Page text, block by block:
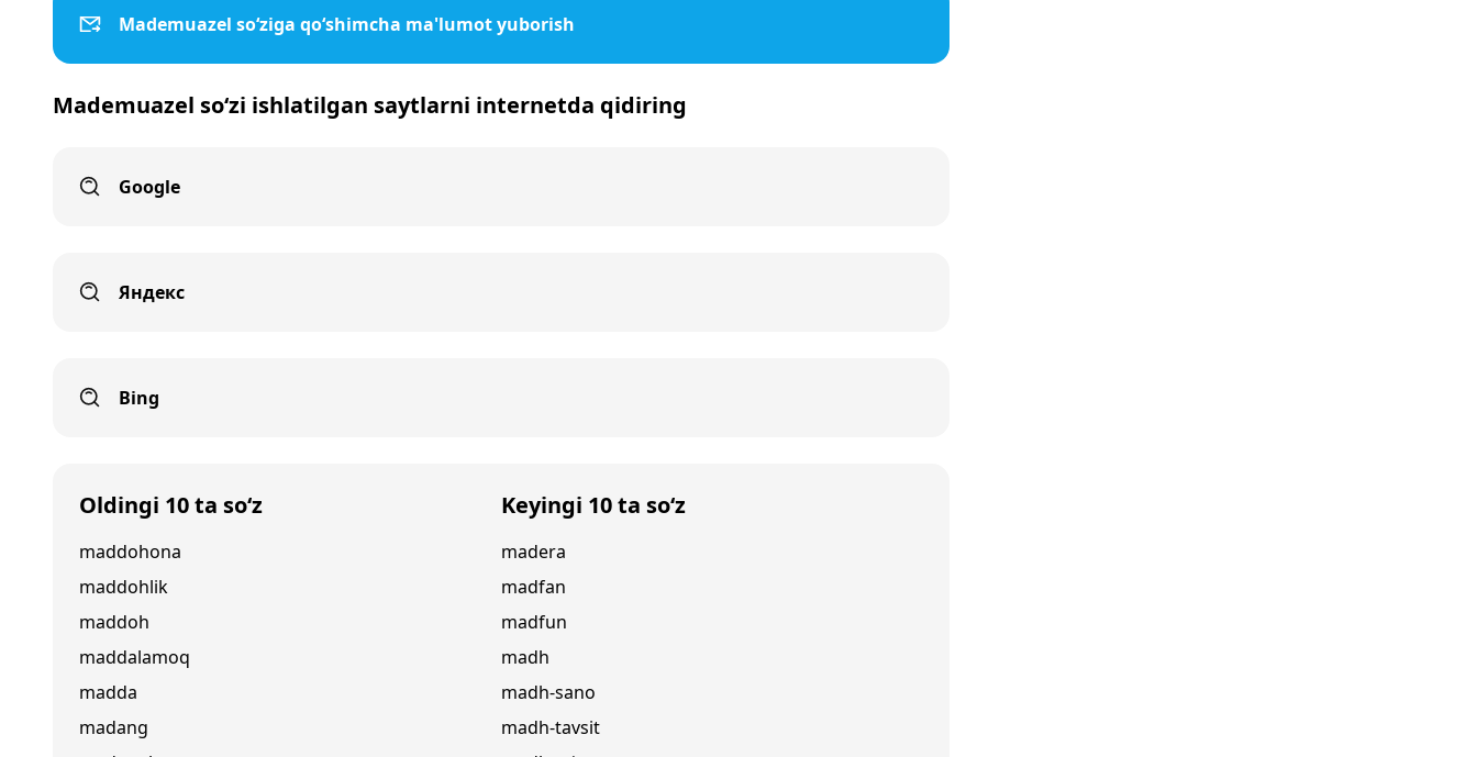
Mademuazel so‘ziga qo‘shimcha ma'lumot yuborish
Mademuazel so‘zi ishlatilgan saytlarni internetda qidiring
Google
Яндекс
Bing
Oldingi 10 ta so‘z
maddohona
maddohlik
maddoh
maddalamoq
madda
madang
Keyingi 10 ta so‘z
madera
madfan
madfun
madh
madh-sano
madh-tavsit